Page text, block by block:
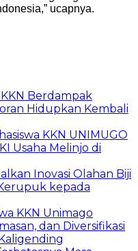
ucapnya.
Berdampak
Hidupkan Kembali
KKN UNIMUGO
Usaha Melinjo di
Inovasi Olahan Biji
kepada
KKN Unimago
dan Diversifikasi